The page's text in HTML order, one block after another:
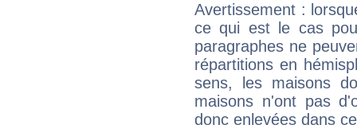
Avertissement :
ce qui est le cas
paragraphes ne
répartitions en
sens, les maisons
maisons n'ont pas
donc enlevées dans